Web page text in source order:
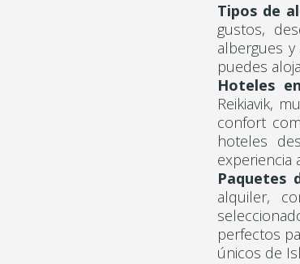
Tipos de
gustos,
albergues
puedes
Hoteles
Reikiavik,
confort
hoteles
experiencia
Paquetes
alquiler,
perfectos
únicos de